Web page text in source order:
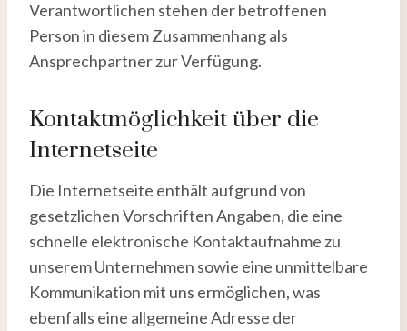
Verantwortlichen stehen der betroffenen
Person in diesem Zusammenhang als
Ansprechpartner zur Verfügung.
Kontaktmöglichkeit über die
Internetseite
Die Internetseite enthält aufgrund von
gesetzlichen Vorschriften Angaben, die eine
schnelle elektronische Kontaktaufnahme zu
unserem Unternehmen sowie eine unmittelbare
Kommunikation mit uns ermöglichen, was
ebenfalls eine allgemeine Adresse der